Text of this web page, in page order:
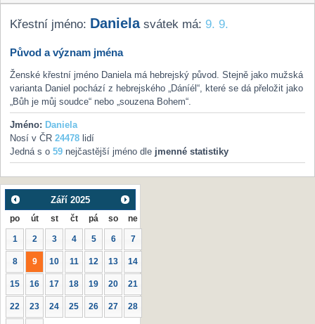
Křestní jméno: Danielasvátek má: 9. 9.
Původ a význam jména
Ženské křestní jméno Daniela má hebrejský původ. Stejně jako mužská
varianta Daniel pochází z hebrejského „Dáníél“, které se dá přeložit jako
„Bůh je můj soudce“ nebo „souzena Bohem“.
Jméno: Daniela
Nosí v ČR 24478lidí
Jedná s o 59nejčastější jméno dle jmenné statistiky
Září 2025
po út st čt pá so ne
1 2 3 4 5 6 7
8 9 10 11 12 13 14
15 16 17 18 19 20 21
22 23 24 25 26 27 28